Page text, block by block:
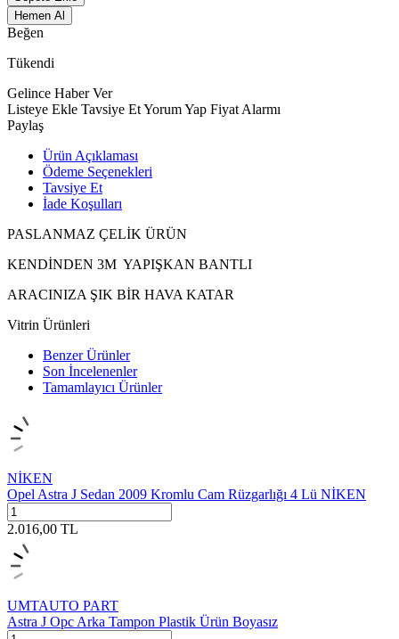
Hemen Al
Beğen
Tükendi
Gelince Haber Ver
Listeye Ekle Tavsiye EtYorum Yap Fiyat Alarmı
Paylaş
Ürün Açıklaması
Ödeme Seçenekleri
Tavsiye Et
İade Koşulları
PASLANMAZ ÇELİK ÜRÜN
KENDİNDEN 3M YAPIŞKAN BANTLI
ARACINIZA ŞIK BİR HAVA KATAR
Vitrin Ürünleri
Benzer Ürünler
Son İncelenenler
Tamamlayıcı Ürünler
NİKEN
Opel Astra J Sedan 2009 Kromlu Cam Rüzgarlığı 4 Lü NİKEN
2.016,00 TL
UMTAUTO PART
Astra J Opc Arka Tampon Plastik Ürün Boyasız